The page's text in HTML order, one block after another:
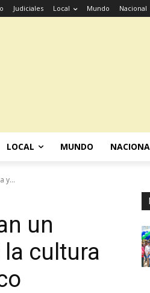
Judiciales Local Mundo Nacional
LOCAL MUNDO
y...
un
cultura